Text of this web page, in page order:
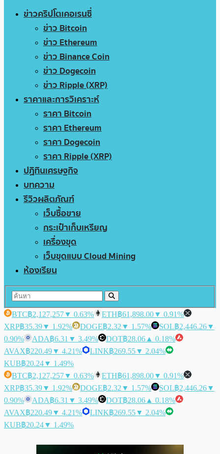
ข่าวคริปโตเคอเรนซี่
ข่าว Bitcoin
ข่าว Ethereum
ข่าว Binance Coin
ข่าว Dogecoin
ข่าว Ripple (XRP)
ราคาและการวิเคราะห์
ราคา Bitcoin
ราคา Ethereum
ราคา Dogecoin
ราคา Ripple (XRP)
ปฏิทินเศรษฐกิจ
บทความ
รีวิวผลิตภัณฑ์
เว็บซื้อขาย
กระเป๋าเก็บเหรียญ
เครื่องขุด
เว็บขุดแบบ Cloud Mining
ห้องเรียน
BTC฿2,127,257▼ 0.63% ETH฿61,898.00▼ 0.91%
XRP฿35.39▼ 1.92% DOGE฿2.32 ▼ 1.57% SOL฿2,446.26▼
0.90%
ADA฿6.31 ▼ 3.49% DOT฿28.06 ▲ 0.18%
AVAX฿220.49▼ 4.21% LINK฿269.55▼ 2.04%
KUB฿20.24▼ 1.49%
BTC฿2,127,257▼ 0.63% ETH฿61,898.00▼ 0.91%
XRP฿35.39▼ 1.92% DOGE฿2.32 ▼ 1.57% SOL฿2,446.26▼
0.90%
ADA฿6.31 ▼ 3.49% DOT฿28.06 ▲ 0.18%
AVAX฿220.49▼ 4.21% LINK฿269.55▼ 2.04%
KUB฿20.24▼ 1.49%